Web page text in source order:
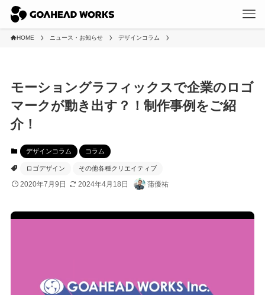
HOME ニュース・お知らせ デザインコラム
モーショングラフィックスで企業のロゴ
マークが動き出す？！制作事例をご紹
介！
デザインコラム コラム
ロゴデザイン その他各種クリエイティブ
2020年7月9日 2024年4月18日 蒲優祐